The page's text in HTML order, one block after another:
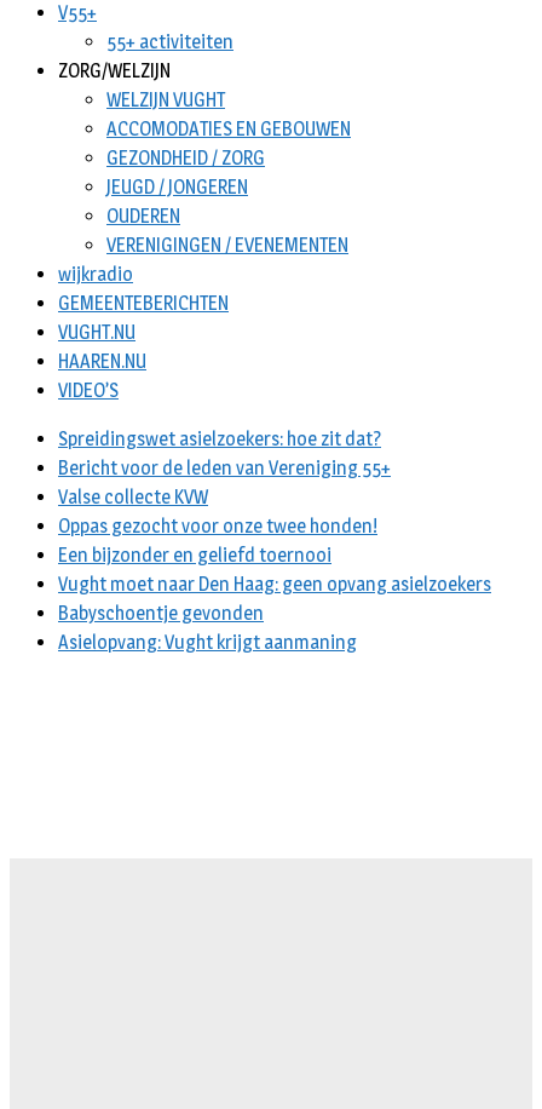
V55+
55+ activiteiten
ZORG/WELZIJN
WELZIJN VUGHT
ACCOMODATIES EN GEBOUWEN
GEZONDHEID / ZORG
JEUGD / JONGEREN
OUDEREN
VERENIGINGEN / EVENEMENTEN
wijkradio
GEMEENTEBERICHTEN
VUGHT.NU
HAAREN.NU
VIDEO’S
Spreidingswet asielzoekers: hoe zit dat?
Bericht voor de leden van Vereniging 55+
Valse collecte KVW
Oppas gezocht voor onze twee honden!
Een bijzonder en geliefd toernooi
Vught moet naar Den Haag: geen opvang asielzoekers
Babyschoentje gevonden
Asielopvang: Vught krijgt aanmaning